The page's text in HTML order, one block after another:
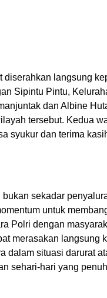
diserahkan langsung
Sipintu Pintu,
dan Albine
tersebut. Kedua
syukur dan terima
sekadar
untuk
Polri dengan
merasakan langsung
dalam situasi darurat
sehari-hari yang